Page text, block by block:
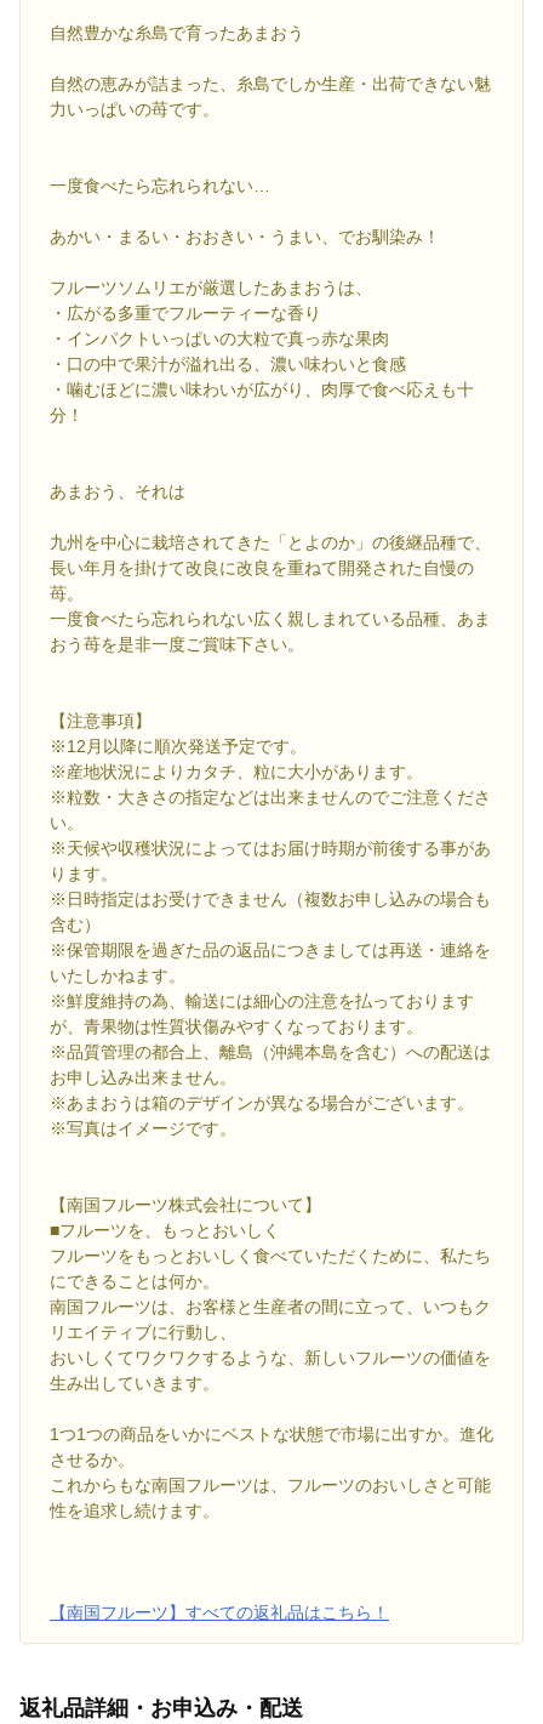
自然豊かな糸島で育ったあまおう
自然の恵みが詰まった、糸島でしか生産・出荷できない魅
力いっぱいの苺です。
一度食べたら忘れられない…
あかい・まるい・おおきい・うまい、でお馴染み！
フルーツソムリエが厳選したあまおうは、
・広がる多重でフルーティーな香り
・インパクトいっぱいの大粒で真っ赤な果肉
・口の中で果汁が溢れ出る、濃い味わいと食感
・噛むほどに濃い味わいが広がり、肉厚で食べ応えも十
分！
あまおう、それは
九州を中心に栽培されてきた「とよのか」の後継品種で、
長い年月を掛けて改良に改良を重ねて開発された自慢の
苺。
一度食べたら忘れられない広く親しまれている品種、あま
おう苺を是非一度ご賞味下さい。
【注意事項】
※12月以降に順次発送予定です。
※産地状況によりカタチ、粒に大小があります。
※粒数・大きさの指定などは出来ませんのでご注意くださ
い。
※天候や収穫状況によってはお届け時期が前後する事があ
ります。
※日時指定はお受けできません（複数お申し込みの場合も
含む）
※保管期限を過ぎた品の返品につきましては再送・連絡を
いたしかねます。
※鮮度維持の為、輸送には細心の注意を払っております
が、青果物は性質状傷みやすくなっております。
※品質管理の都合上、離島（沖縄本島を含む）への配送は
お申し込み出来ません。
※あまおうは箱のデザインが異なる場合がございます。
※写真はイメージです。
【南国フルーツ株式会社について】
■フルーツを、もっとおいしく
フルーツをもっとおいしく食べていただくために、私たち
にできることは何か。
南国フルーツは、お客様と生産者の間に立って、いつもク
リエイティブに行動し、
おいしくてワクワクするような、新しいフルーツの価値を
生み出していきます。
1つ1つの商品をいかにベストな状態で市場に出すか。進化
させるか。
これからもな南国フルーツは、フルーツのおいしさと可能
性を追求し続けます。
【南国フルーツ】すべての返礼品はこちら！
返礼品詳細・お申込み・配送